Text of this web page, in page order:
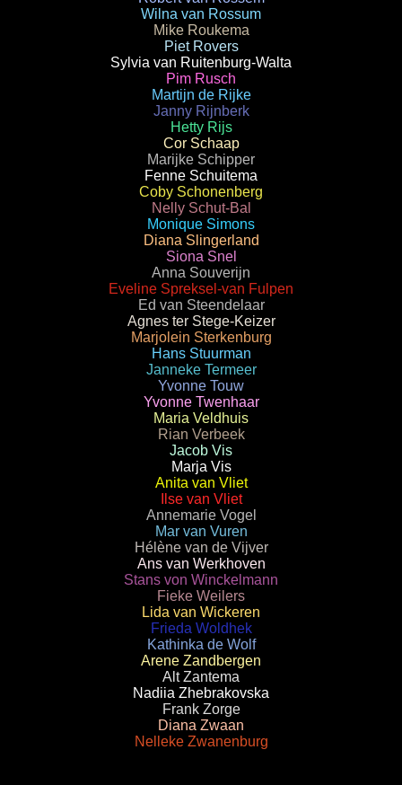
Wilna van Rossum
Mike Roukema
Piet Rovers
Sylvia van Ruitenburg-Walta
Pim Rusch
Martijn de Rijke
Janny Rijnberk
Hetty Rijs
Cor Schaap
Marijke Schipper
Fenne Schuitema
Coby Schonenberg
Nelly Schut-Bal
Monique Simons
Diana Slingerland
Siona Snel
Anna Souverijn
Eveline Spreksel-van Fulpen
Ed van Steendelaar
Agnes ter Stege-Keizer
Marjolein Sterkenburg
Hans Stuurman
Janneke Termeer
Yvonne Touw
Yvonne Twenhaar
Maria Veldhuis
Rian Verbeek
Jacob Vis
Marja Vis
Anita van Vliet
Ilse van Vliet
Annemarie Vogel
Mar van Vuren
Hélène van de Vijver
Ans van Werkhoven
Stans von Winckelmann
Fieke Weilers
Lida van Wickeren
Frieda Woldhek
Kathinka de Wolf
Arene Zandbergen
Alt Zantema
Nadiia Zhebrakovska
Frank Zorge
Diana Zwaan
Nelleke Zwanenburg